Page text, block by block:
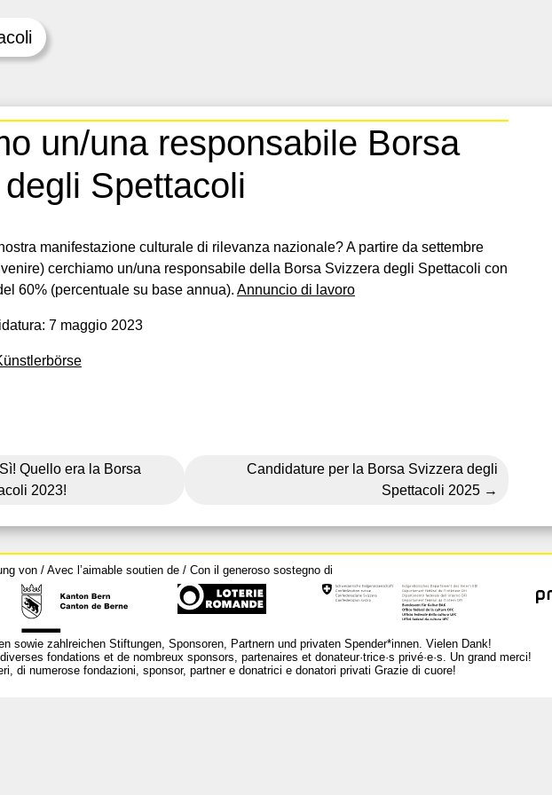
un/una responsabile Borsa
Spettacoli
manifestazione culturale di rilevanza nazionale? A partire da settembre
cerchiamo un/una responsabile della Borsa Svizzera degli Spettacoli con
60% (percentuale su base annua). Annuncio di lavoro
7 maggio 2023
Quello era la Borsa
2023!
Candidature per la Borsa Svizzera degli
Spettacoli 2025
von / Avec l’aimable soutien de / Con il generoso sostegno di
sowie zahlreichen Stiftungen, Sponsoren, Partnern und privaten Spender*innen. Vielen Dank!
fondations et de nombreux sponsors, partenaires et donateur·trice·s privé·e·s. Un grand merci!
di numerose fondazioni, sponsor, partner e donatrici e donatori privati Grazie di cuore!